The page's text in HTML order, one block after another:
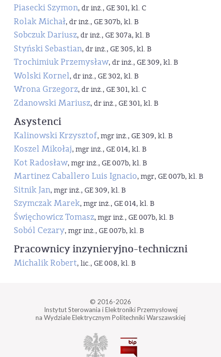
Piasecki Szymon, dr inż., GE 301, kl. C
Rolak Michał, dr inż., GE 307b, kl. B
Sobczuk Dariusz, dr inż., GE 307a, kl. B
Styński Sebastian, dr inż., GE 305, kl. B
Trochimiuk Przemysław, dr inż., GE 309, kl. B
Wolski Kornel, dr inż., GE 302, kl. B
Wrona Grzegorz, dr inż., GE 301, kl. C
Zdanowski Mariusz, dr inż., GE 301, kl. B
Asystenci
Kalinowski Krzysztof, mgr inż., GE 309, kl. B
Koszel Mikołaj, mgr inż., GE 014, kl. B
Kot Radosław, mgr inż., GE 007b, kl. B
Martinez Caballero Luis Ignacio, mgr, GE 007b, kl. B
Sitnik Jan, mgr inż., GE 309, kl. B
Szymczak Marek, mgr inż., GE 014, kl. B
Święchowicz Tomasz, mgr inż., GE 007b, kl. B
Soból Cezary, mgr inż., GE 007b, kl. B
Pracownicy inzynieryjno-techniczni
Michalik Robert, lic., GE 008, kl. B
© 2016-2026
Instytut Sterowania i Elektroniki Przemysłowej
na Wydziale Elektrycznym Politechniki Warszawskiej